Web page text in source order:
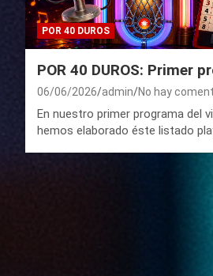
POR 40 DUROS
POR 40 DUROS: Primer
06/06/2026 admin No hay
En nuestro primer programa del
hemos elaborado éste listado